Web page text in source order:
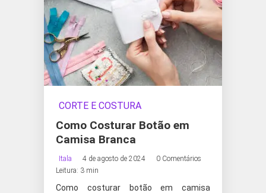
CORTE E COSTURA
Como Costurar Botão em
Camisa Branca
Itala 4 de agosto de 2024
0 Comentários
Leitura: 3 min
Como costurar botão em camisa